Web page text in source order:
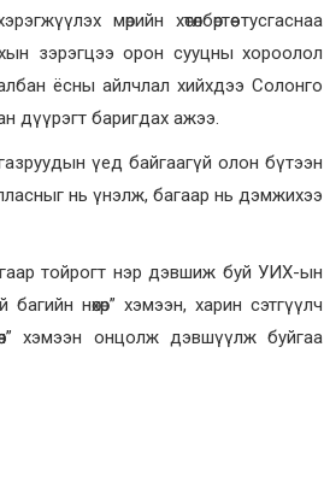
мөрийн хөтөлбөртөө тусгаснаа
зэрэгцээ орон сууцны хороолол
ёсны айлчлал хийхдээ Солонго
дүүрэгт баригдах ажээ.
үед байгаагүй олон бүтээн
нь үнэлж, багаар нь дэмжихээ
тойрогт нэр дэвшиж буй УИХ-ын
нөхөр” хэмээн, харин сэтгүүлч
хэмээн онцолж дэвшүүлж буйгаа